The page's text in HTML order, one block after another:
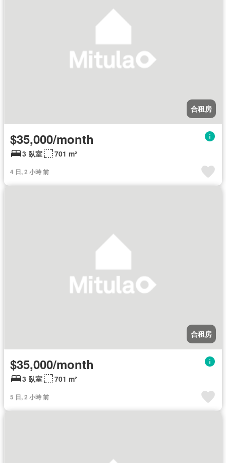
合租房
$35,000/month
3 臥室 701 m²
4 日, 2 小時 前
合租房
$35,000/month
3 臥室 701 m²
5 日, 2 小時 前